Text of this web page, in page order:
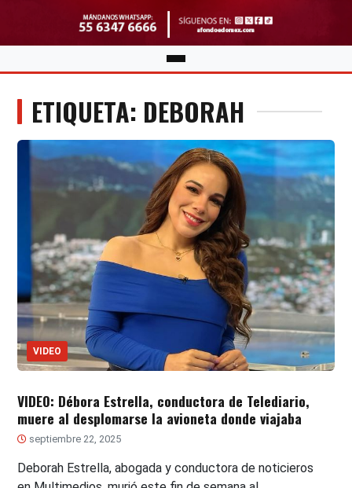
ETIQUETA: DEBORAH
VIDEO
VIDEO: Débora Estrella, conductora de Telediario,
muere al desplomarse la avioneta donde viajaba
septiembre 22, 2025
Deborah Estrella, abogada y conductora de noticieros